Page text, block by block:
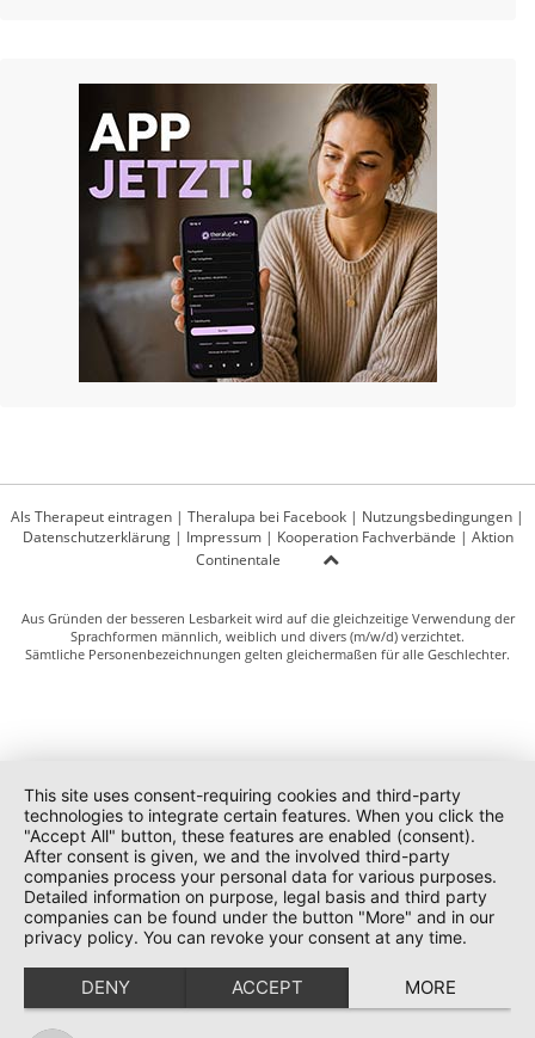
Als Therapeut eintragen | Theralupa bei Facebook | Nutzungsbedingungen |
Datenschutzerklärung| Impressum| Kooperation Fachverbände | Aktion
Continentale
Aus Gründen der besseren Lesbarkeit wird auf die gleichzeitige Verwendung der
Sprachformen männlich, weiblich und divers (m/w/d) verzichtet.
Sämtliche Personenbezeichnungen gelten gleichermaßen für alle Geschlechter.
This site uses consent-requiring cookies and third-party
technologies to integrate certain features. When you click the
"Accept All" button, these features are enabled (consent).
After consent is given, we and the involved third-party
companies process your personal data for various purposes.
Detailed information on purpose, legal basis and third party
companies can be found under the button "More" and in our
privacy policy. You can revoke your consent at any time.
DENY ACCEPT MORE